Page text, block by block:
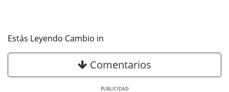
Estás Leyendo Cambio in
Comentarios